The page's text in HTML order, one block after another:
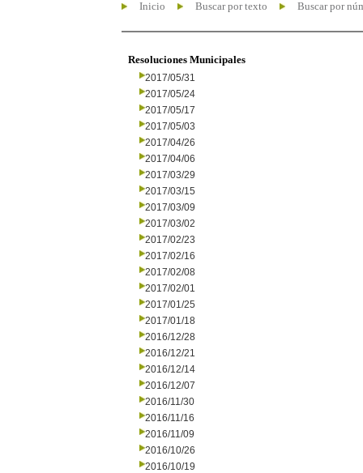
Inicio Buscar por texto Buscar por
Resoluciones Municipales
2017/05/31
2017/05/24
2017/05/17
2017/05/03
2017/04/26
2017/04/06
2017/03/29
2017/03/15
2017/03/09
2017/03/02
2017/02/23
2017/02/16
2017/02/08
2017/02/01
2017/01/25
2017/01/18
2016/12/28
2016/12/21
2016/12/14
2016/12/07
2016/11/30
2016/11/16
2016/11/09
2016/10/26
2016/10/19